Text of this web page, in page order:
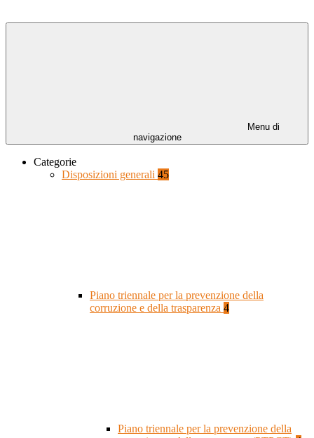
Menu di
navigazione
Categorie
Disposizioni generali 45
Piano triennale per la prevenzione della
corruzione e della trasparenza 4
Piano triennale per la prevenzione della